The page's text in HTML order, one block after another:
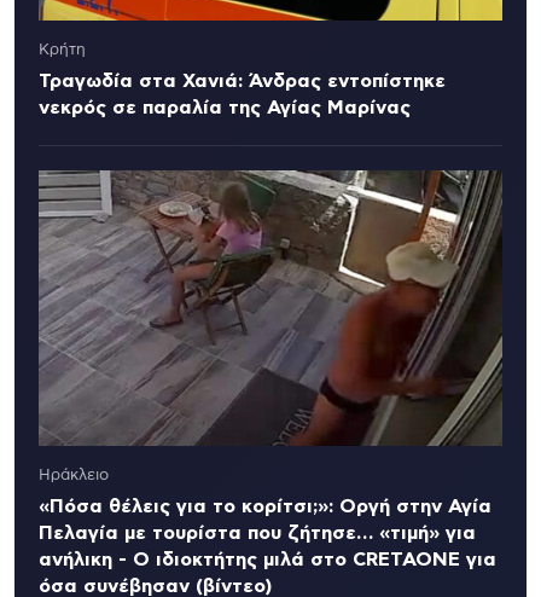
Κρήτη
Τραγωδία στα Χανιά: Άνδρας εντοπίστηκε
νεκρός σε παραλία της Αγίας Μαρίνας
Ηράκλειο
«Πόσα θέλεις για το κορίτσι;»: Οργή στην Αγία
Πελαγία με τουρίστα που ζήτησε… «τιμή» για
ανήλικη - Ο ιδιοκτήτης μιλά στο CRETAONE για
όσα συνέβησαν (βίντεο)